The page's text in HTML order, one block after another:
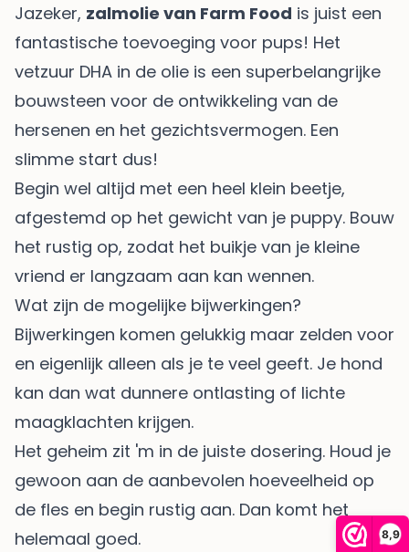
8,9
Jazeker, zalmolie van Farm Food is juist een
fantastische toevoeging voor pups! Het
vetzuur DHA in de olie is een superbelangrijke
bouwsteen voor de ontwikkeling van de
hersenen en het gezichtsvermogen. Een
slimme start dus!
Begin wel altijd met een heel klein beetje,
afgestemd op het gewicht van je puppy. Bouw
het rustig op, zodat het buikje van je kleine
vriend er langzaam aan kan wennen.
Wat zijn de mogelijke bijwerkingen?
Bijwerkingen komen gelukkig maar zelden voor
en eigenlijk alleen als je te veel geeft. Je hond
kan dan wat dunnere ontlasting of lichte
maagklachten krijgen.
Het geheim zit 'm in de juiste dosering. Houd je
gewoon aan de aanbevolen hoeveelheid op
de fles en begin rustig aan. Dan komt het
helemaal goed.